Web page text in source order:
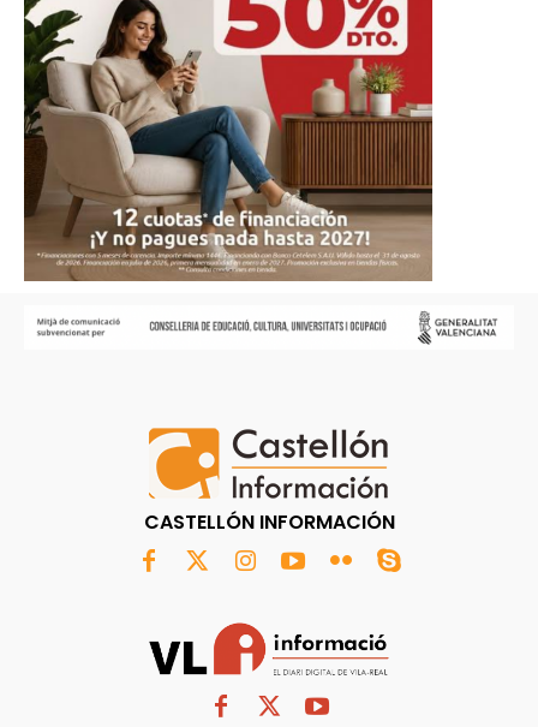
CASTELLÓN INFORMACIÓN